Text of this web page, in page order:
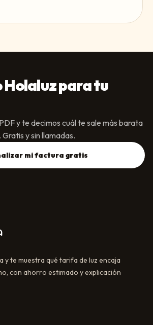
Holaluzpara tu
y te decimos cuál te sale más barata
y sin llamadas.
mi factura gratis
y te muestra qué tarifa de luz encaja
con ahorro estimado y explicación